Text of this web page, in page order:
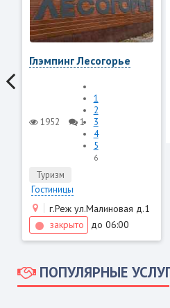
Глэмпинг Лесогорье
1952 1
1
2
3
4
5
6
Туризм
Гостиницы
г.Реж ул.Малиновая д.1
закрыто
до 06:00
ПОПУЛЯРНЫЕ